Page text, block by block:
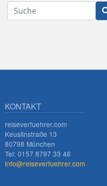
Suche
KONTAKT
reiseverfuehrer.com
Keuslinstraße 13
80798 München
Tel: 0157 8797 33 46
info@reiseverfuehrer.com